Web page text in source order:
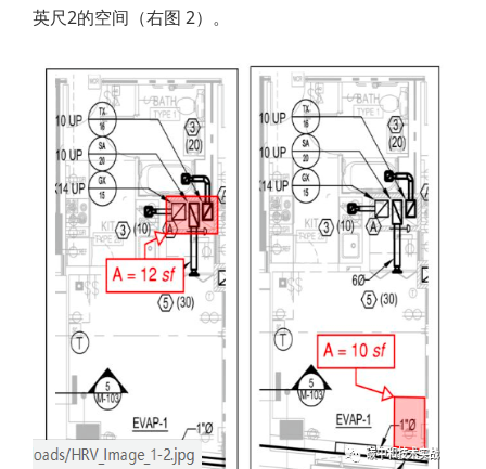
英尺2的空间（右图 2）。